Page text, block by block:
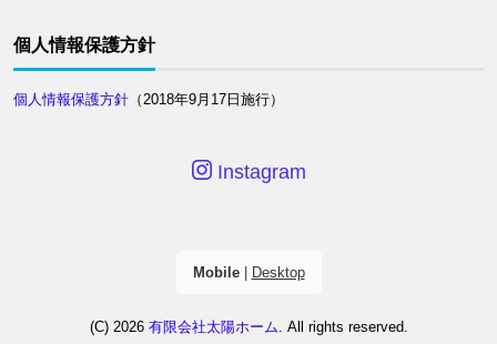
個人情報保護方針
個人情報保護方針 （2018年9月17日施行）
Instagram
Mobile| Desktop
(C) 2026 有限会社太陽ホーム. All rights reserved.